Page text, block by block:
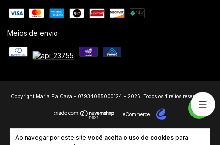
Ao navegar por este site você aceita o uso de cookies para
Meios de envio
Copyright Maria Pia Casa - 07934085000124 - 2026. Todos os direitos reservados.
eCommerce: